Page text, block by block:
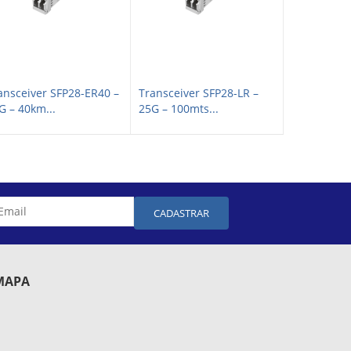
SFP28-ER40 –
– 40km...
Transceiver SFP28-LR –
25G – 100mts...
CADASTRAR